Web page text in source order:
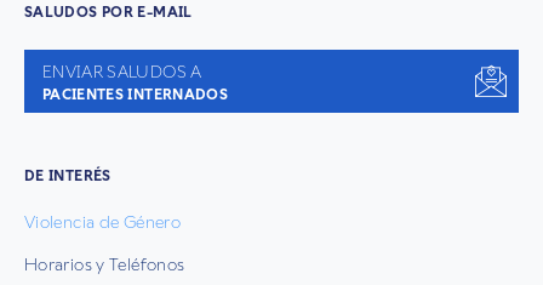
SALUDOS POR E-MAIL
ENVIAR SALUDOS A
PACIENTES INTERNADOS
DE INTERÉS
Violencia de Género
Horarios y Teléfonos